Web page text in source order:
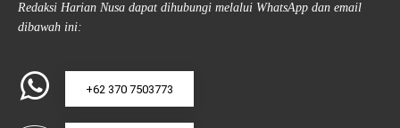
Redaksi Harian Nusa dapat dihubungi melalui WhatsApp dan email
dibawah ini:
+62 370 7503773